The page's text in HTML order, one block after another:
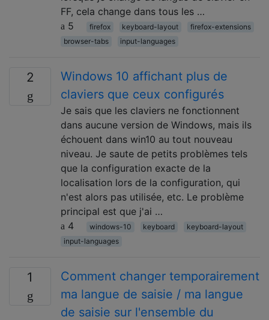
FF, cela change dans tous les …
5
firefox keyboard-layout
firefox-extensions
browser-tabs
input-languages
2
Windows 10 affichant plus de
claviers que ceux configurés
Je sais que les claviers ne fonctionnent
dans aucune version de Windows, mais ils
échouent dans win10 au tout nouveau
niveau. Je saute de petits problèmes tels
que la configuration exacte de la
localisation lors de la configuration, qui
n'est alors pas utilisée, etc. Le problème
principal est que j'ai …
4
windows-10 keyboard
keyboard-layout
input-languages
1
Comment changer temporairement
ma langue de saisie / ma langue
de saisie sur l'ensemble du